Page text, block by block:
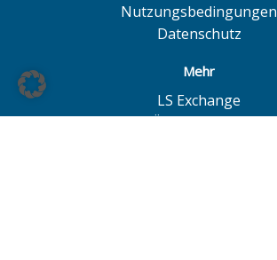
Nutzungsbedingungen
Datenschutz
Mehr
LS Exchange
BÖAG Börsen AG